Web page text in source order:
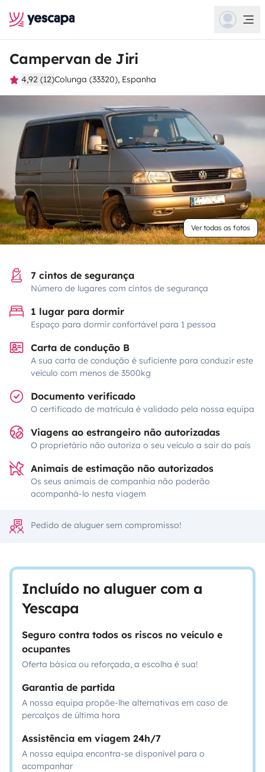
Campervan de Jiri
4,92 (12)Colunga (33320), Espanha
Ver todas as fotos
7 cintos de segurança
Número de lugares com cintos de segurança
1 lugar para dormir
Espaço para dormir confortável para 1 pessoa
Carta de condução B
A sua carta de condução é suficiente para conduzir este
veículo com menos de 3500kg
Documento verificado
O certificado de matrícula é validado pela nossa equipa
Viagens ao estrangeiro não autorizadas
O proprietário não autoriza o seu veículo a sair do país
Animais de estimação não autorizados
Os seus animais de companhia não poderão
acompanhá-lo nesta viagem
Pedido de aluguer sem compromisso!
Incluído no aluguer com a
Yescapa
Seguro contra todos os riscos no veículo e
ocupantes
Oferta básica ou reforçada, a escolha é sua!
Garantia de partida
A nossa equipa propõe-lhe alternativas em caso de
percalços de última hora
Assistência em viagem 24h/7
A nossa equipa encontra-se disponível para o
acompanhar